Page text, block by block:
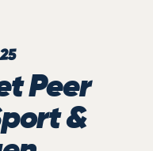
Peer
&